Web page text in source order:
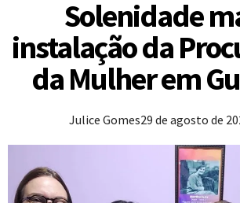
Solenidade
instalação da
da Mulher em
Julice Gomes29 de agosto de